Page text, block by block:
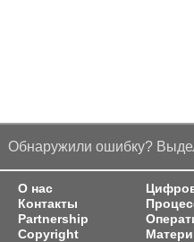
Обнаружили ошибку?
О нас
Контакты
Partnership
Copyright